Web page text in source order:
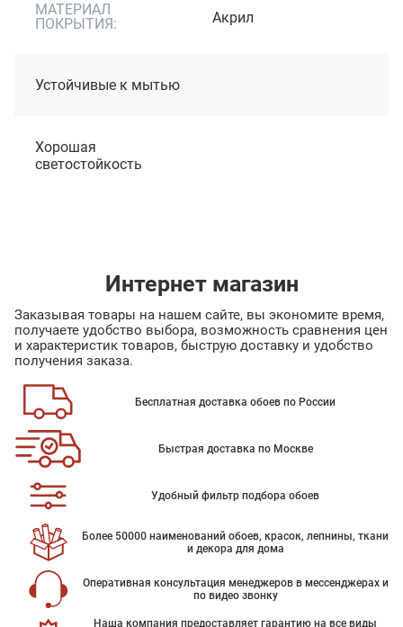
МАТЕРИАЛ
ПОКРЫТИЯ:
Акрил
Устойчивые к мытью
Хорошая
светостойкость
Интернет магазин
Заказывая товары на нашем сайте, вы экономите время,
получаете удобство выбора, возможность сравнения цен
и характеристик товаров, быструю доставку и удобство
получения заказа.
Бесплатная доставка обоев по России
Быстрая доставка по Москве
Удобный фильтр подбора обоев
Более 50000 наименований обоев, красок, лепнины, ткани
и декора для дома
Оперативная консультация менеджеров в мессенджерах и
по видео звонку
Наша компания предоставляет гарантию на все виды